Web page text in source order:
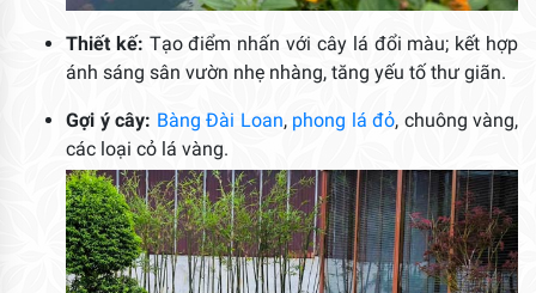
Thiết kế: Tạo điểm nhấn với cây lá đổi màu; kết hợp
ánh sáng sân vườn nhẹ nhàng, tăng yếu tố thư giãn.
Gợi ý cây: Bàng Đài Loan, phong lá đỏ, chuông vàng,
các loại cỏ lá vàng.